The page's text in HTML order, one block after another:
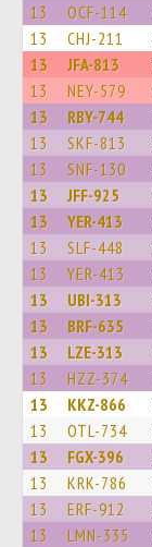
13 OCF-114
13 CHJ-211
13 JFA-813
13 NEY-579
13 RBY-744
13 SKF-813
13 SNF-130
13 JFF-925
13 YER-413
13 SLF-448
13 YER-413
13 UBI-313
13 BRF-635
13 LZE-313
13 HZZ-374
13 KKZ-866
13 OTL-734
13 FGX-396
13 KRK-786
13 ERF-912
13 LMN-335